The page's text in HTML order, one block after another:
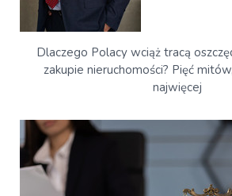
Dlaczego Polacy wciąż tracą
zakupie nieruchomości? Pięć
najwięcej